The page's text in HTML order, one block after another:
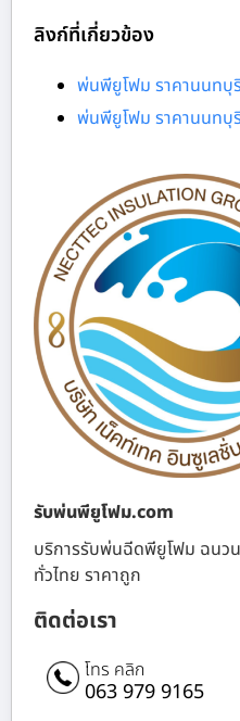
ลิงก์ที่เกี่ยวข้อง
พ่นพียูโฟม ราคานนทบุ
พ่นพียูโฟม ราคานนทบุ
รับพ่นพียูโฟม.com
บริการรับพ่นฉีดพียูโฟม ฉนว
ทั่วไทย ราคาถูก
ติดต่อเรา
โทร คลิก
063 979 9165